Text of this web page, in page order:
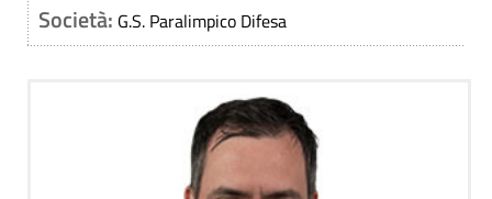
Società: G.S. Paralimpico Difesa